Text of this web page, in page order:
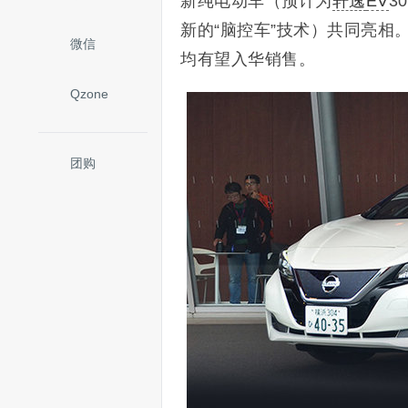
微信
Qzone
团购
新的“脑控车”技术）共同亮相
均有望入华销售。